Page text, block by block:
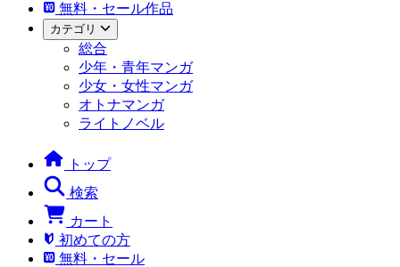
無料・セール作品
カテゴリ
総合
少年・青年マンガ
少女・女性マンガ
オトナマンガ
ライトノベル
トップ
検索
カート
初めての方
無料・セール